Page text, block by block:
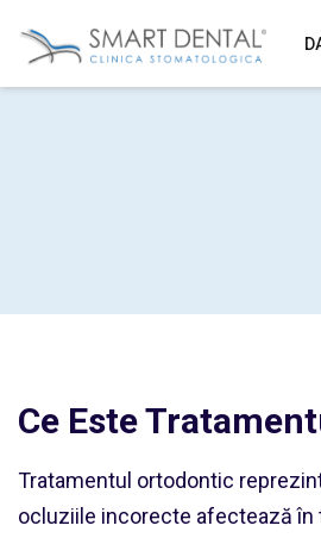
Ce Este
Tratamentul ortodontic
ocluziile incorecte afectează în